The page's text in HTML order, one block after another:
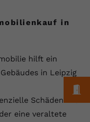
in
hilft ein
in Leipzig
Schäden wie
eine veraltete
Cookie, um die
Benutzers zu
YouTube-